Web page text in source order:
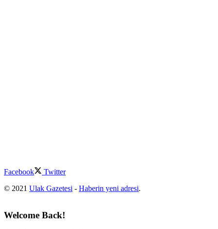
Facebook
Twitter
© 2021 Ulak Gazetesi - Haberin yeni adresi.
Welcome Back!